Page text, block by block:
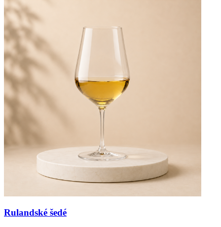
Rulandské šedé